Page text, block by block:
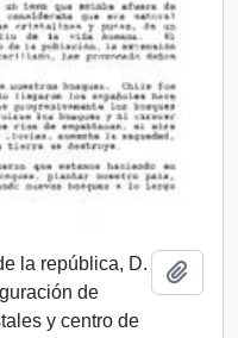
la república, D.
de
y centro de